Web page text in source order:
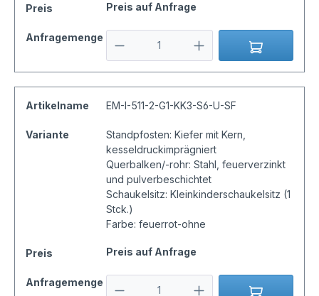
Preis Preis auf Anfrage
Anfragemenge
Artikelname EM-I-511-2-G1-KK3-S6-U-SF
Variante
Standpfosten: Kiefer mit Kern,
kesseldruckimprägniert
Querbalken/-rohr: Stahl, feuerverzinkt
und pulverbeschichtet
Schaukelsitz: Kleinkinderschaukelsitz (1
Stck.)
Farbe: feuerrot-ohne
Preis Preis auf Anfrage
Anfragemenge